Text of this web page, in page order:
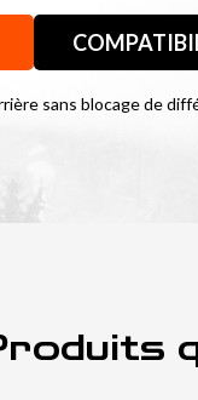
sans blocage de